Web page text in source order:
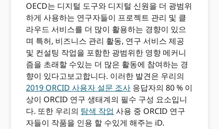
OECD는 디지털 도구와 디지털 신원을 더 광범위
하게 사용하는 연구자들이 프로젝트 관리 및 클
라우드 서비스를 더 많이 활용하는 경향이 있으
며 특허, 비즈니스 관리 활동, 연구 서비스 제공
및 컨설팅 작업을 포함한 광범위한 영향 메커니
즘을 초래할 수있는 더 많은 활동에 참여하는 경
향이 있다고보고합니다. 이러한 발견은 우리의
2019 ORCID 사용자 설문 조사 응답자의 80 % 이
상이 ORCID 연구 생태계의 필수 구성 요소입니
다. 또한 우리의 탐색 작업 사용 중 ORCID 연구
자들이 작품을 인용 할 수있게 해주는 iD.